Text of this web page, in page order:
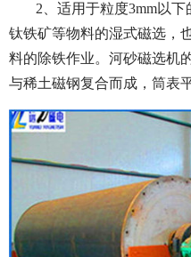
2、适用于粒度3mm以下
钛铁矿等物料的湿式磁选，
料的除铁作业。河砂磁选机
与稀土磁钢复合而成，筒表